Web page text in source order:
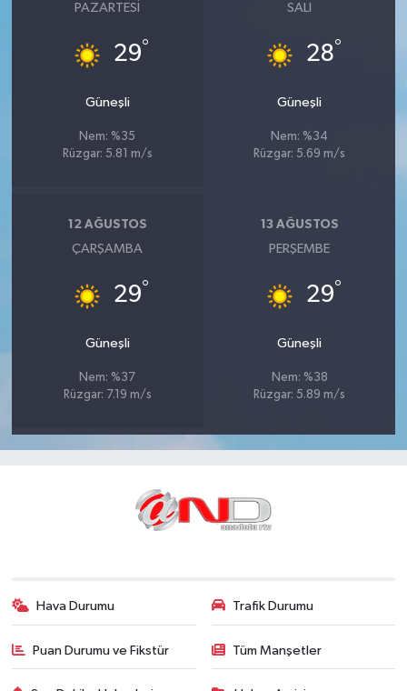
PAZARTESI
29°
Güneşli
Nem: %35
Rüzgar: 5.81 m/s
SALI
28°
Güneşli
Nem: %34
Rüzgar: 5.69 m/s
12 AĞUSTOS
ÇARŞAMBA
29°
Güneşli
Nem: %37
Rüzgar: 7.19 m/s
13 AĞUSTOS
PERŞEMBE
29°
Güneşli
Nem: %38
Rüzgar: 5.89 m/s
Hava Durumu Trafik Durumu
Puan Durumu ve Fikstür Tüm Manşetler